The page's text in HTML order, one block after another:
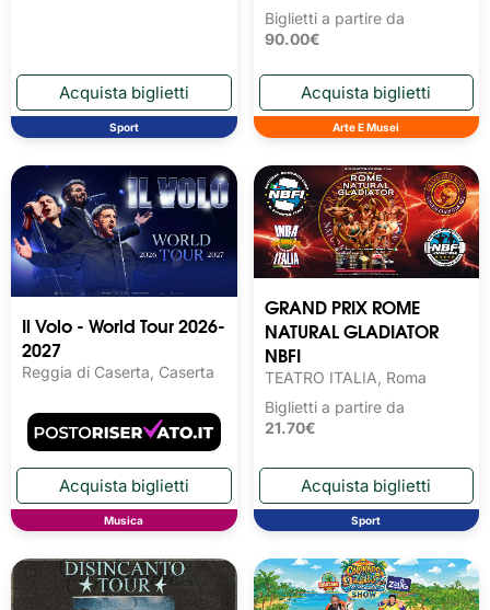
Sport
Biglietti a partire da
90.00€
Arte E Musei
Il Volo - World Tour 2026-
2027
Reggia di Caserta, Caserta
Musica
GRAND PRIX ROME
NATURAL GLADIATOR
NBFI
TEATRO ITALIA, Roma
Biglietti a partire da
21.70€
Sport